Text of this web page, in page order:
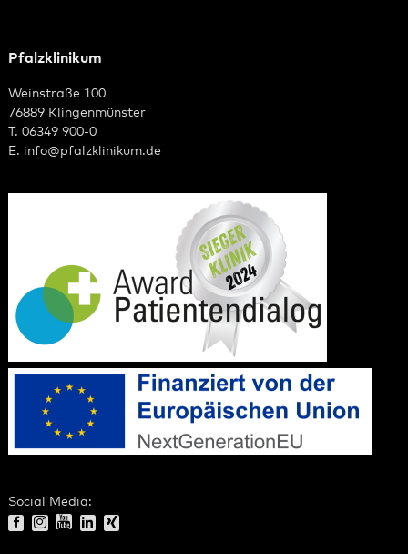
Pfalzklinikum
Weinstraße 100
76889 Klingenmünster
T. 06349 900-0
E. info@pfalzklinikum.de
Social Media: